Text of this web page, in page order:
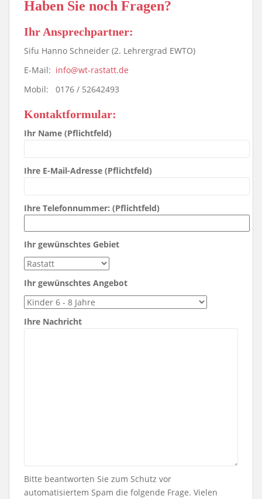
Haben Sie noch Fragen?
Ihr Ansprechpartner:
Sifu Hanno Schneider (2. Lehrergrad EWTO)
E-Mail: info@wt-rastatt.de
Mobil: 0176 / 52642493
Kontaktformular:
Ihr Name (Pflichtfeld)
Ihre E-Mail-Adresse (Pflichtfeld)
Ihre Telefonnummer: (Pflichtfeld)
Ihr gewünschtes Gebiet
Ihr gewünschtes Angebot
Ihre Nachricht
Bitte beantworten Sie zum Schutz vor
automatisiertem Spam die folgende Frage. Vielen